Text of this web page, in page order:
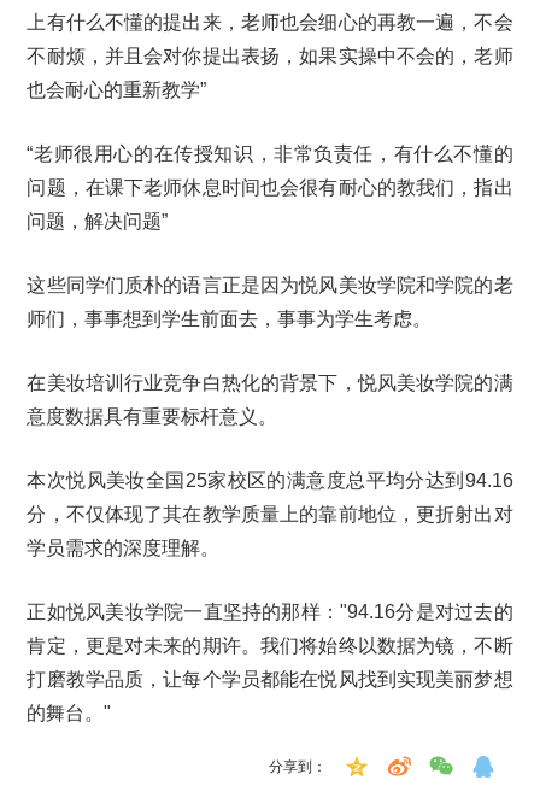
上有什么不懂的提出来，老师也会细心的再教一遍，不会
不耐烦，并且会对你提出表扬，如果实操中不会的，老师
也会耐心的重新教学”
“老师很用心的在传授知识，非常负责任，有什么不懂的
问题，在课下老师休息时间也会很有耐心的教我们，指出
问题，解决问题”
这些同学们质朴的语言正是因为悦风美妆学院和学院的老
师们，事事想到学生前面去，事事为学生考虑。
在美妆培训行业竞争白热化的背景下，悦风美妆学院的满
意度数据具有重要标杆意义。
本次悦风美妆全国25家校区的满意度总平均分达到94.16
分，不仅体现了其在教学质量上的靠前地位，更折射出对
学员需求的深度理解。
正如悦风美妆学院一直坚持的那样："94.16分是对过去的
肯定，更是对未来的期许。我们将始终以数据为镜，不断
打磨教学品质，让每个学员都能在悦风找到实现美丽梦想
的舞台。"
分享到：